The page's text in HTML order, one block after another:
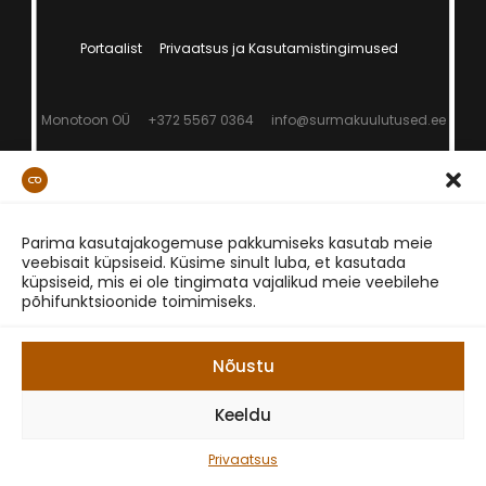
Parima kasutajakogemuse pakkumiseks kasutab meie
veebisait küpsiseid. Küsime sinult luba, et kasutada
küpsiseid, mis ei ole tingimata vajalikud meie veebilehe
põhifunktsioonide toimimiseks.
Nõustu
Keeldu
Privaatsus
Portaalist Privaatsus ja Kasutamistingimused
Monotoon OÜ +372 5567 0364 info@surmakuulutused.ee